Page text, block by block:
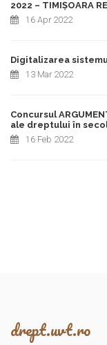
2022 – TIMIȘOARA
16 Apr 2022
Digitalizarea
13 Mar 2022
Concursul
ale dreptului în
16 Feb 2022
drept.uvt.ro